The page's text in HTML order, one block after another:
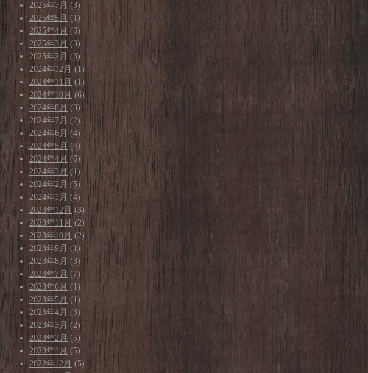
2025年7月 (3)
2025年5月 (1)
2025年4月 (6)
2025年3月 (3)
2025年2月 (3)
2024年12月 (1)
2024年11月 (1)
2024年10月 (6)
2024年8月 (3)
2024年7月 (2)
2024年6月 (4)
2024年5月 (4)
2024年4月 (6)
2024年3月 (1)
2024年2月 (5)
2024年1月 (4)
2023年12月 (3)
2023年11月 (2)
2023年10月 (2)
2023年9月 (1)
2023年8月 (3)
2023年7月 (7)
2023年6月 (1)
2023年5月 (1)
2023年4月 (3)
2023年3月 (2)
2023年2月 (5)
2023年1月 (5)
2022年12月 (5)